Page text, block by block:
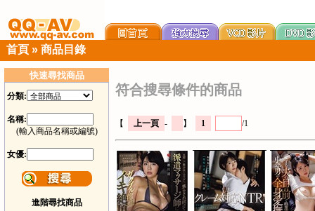
首頁 » 商品目錄
快速尋找商品
分類:
名稱:
(輸入商品名稱或編號)
女優:
進階尋找商品
符合搜尋條件的商品
【 上一頁 - 】 1 /1